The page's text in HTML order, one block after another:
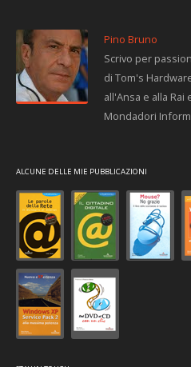
Pino Bruno
Scrivo per
di Tom's
all'Ansa e alla
Mondadori
ALCUNE DELLE MIE PUBBLICAZIONI